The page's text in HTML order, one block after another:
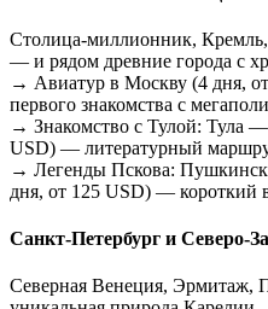
Столица-миллионник, Кремль,
— и рядом древние города с
→ Авиатур в Москву (4 дня,
первого знакомства с
→ Знакомство с Тулой: Тула
USD) — литературный
→ Легенды Пскова:
дня, от 125 USD) — короткий
Санкт-Петербург и Северо-
Северная Венеция, Эрмитаж,